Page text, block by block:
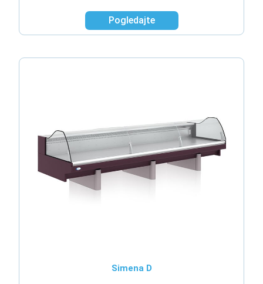
Pogledajte
Simena D